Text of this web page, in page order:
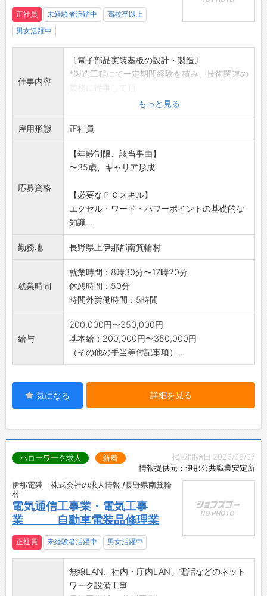
正社員 未経験者活躍中
高校卒以上
男女活躍中
仕事内容
〔電子部品実装基板の設計・製造〕
*製造工程にて一定期間経験を積み、技術関連の
・電子部品実装基板の設計・試作・評価
・顧客との仕様打合せ～設計・製造・評価
・治工具類の設計～製造
・外出業務有り
業務の変更範囲:変更なし
もっと見る
雇用形態 正社員
応募資格
【年齢制限、該当事由】
〜35歳、キャリア形成
【必要なＰＣスキル】
エクセル・ワード・パワーポイントの基礎的な
知識...
勤務地 長野県上伊那郡南箕輪村
就業時間
就業時間：8時30分〜17時20分
休憩時間：50分
時間外労働時間：5時間
給与
200,000円〜350,000円
基本給：200,000円〜350,000円
（その他の手当等付記事項）...
気になる 詳細を見る
掲載開始日:2026/08/07
情報提供元：伊那公共職業安定所
ハローワーク求人 新着
伊那電装 株式会社の求人情報 /長野県南箕輪
村
電気通信工事業・電気工事
業 自動車電装品修理業
正社員 未経験者活躍中 男女活躍中
無線LAN、社内・庁内LAN、電話などのネット
ワーク設備工事